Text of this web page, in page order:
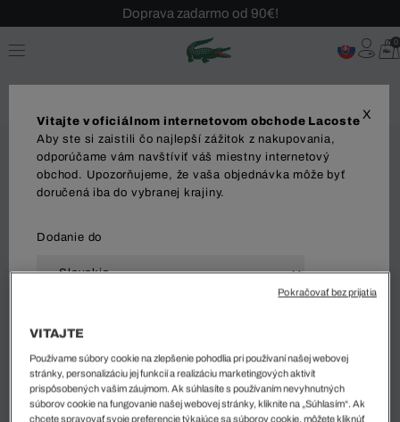
Doprava zadarmo od 90€!
Sezónny výpredaj až -40 %!
Bezplatné vrátenie!
0
X
Vitajte v oficiálnom internetovom obchode Lacoste
Aby ste si zaistili čo najlepší zážitok z nakupovania,
odporúčame vám navštíviť váš miestny internetový
obchod. Upozorňujeme, že vaša objednávka môže byť
doručená iba do vybranej krajiny.
Dodanie do
ZAČAŤ NAKUPOVAŤ
VITAJTE
Používame súbory cookie na zlepšenie pohodlia pri používaní našej webovej
stránky, personalizáciu jej funkcií a realizáciu marketingových aktivít
prispôsobených vašim záujmom. Ak súhlasíte s používaním nevyhnutných
súborov cookie na fungovanie našej webovej stránky, kliknite na „Súhlasím“. Ak
chcete spravovať svoje preferencie týkajúce sa súborov cookie, môžete kliknúť
Pokračovať bez prijatia